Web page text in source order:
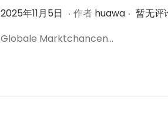
作
2025年11月5日 2
2
. 作者 huawa . 暂无评
Globale Marktchancen…